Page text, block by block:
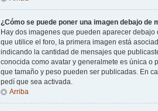
¿Cómo se puede poner una imagen debajo de
Hay dos imagenes que pueden aparecer
que utilice el foro, la primera imagen está
indicando la cantidad de mensajes que
conocida como avatar y generalmete es única o
que tamaño y peso pueden ser publicadas. En
pedí que sea activada.
Arriba